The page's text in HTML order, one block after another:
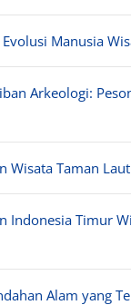
Manusia
Arkeologi:
Wisata Taman
Indonesia Timur
Alam yang